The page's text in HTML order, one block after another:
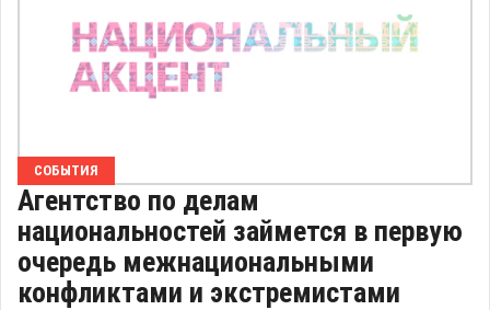
СОБЫТИЯ
Агентство по делам
национальностей займется в первую
очередь межнациональными
конфликтами и экстремистами